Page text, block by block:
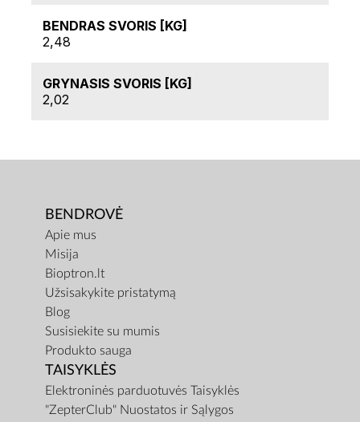
BENDRAS SVORIS [KG]
2,48
GRYNASIS SVORIS [KG]
2,02
BENDROVĖ
Apie mus
Misija
Bioptron.lt
Užsisakykite pristatymą
Blog
Susisiekite su mumis
Produkto sauga
TAISYKLĖS
Elektroninės parduotuvės Taisyklės
"ZepterClub" Nuostatos ir Sąlygos